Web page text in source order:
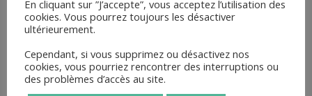
Suivant
En cliquant sur ”J’accepte”, vous acceptez l’utilisation des
cookies. Vous pourrez toujours les désactiver
ultérieurement.
Cependant, si vous supprimez ou désactivez nos
cookies, vous pourriez rencontrer des interruptions ou
des problèmes d’accès au site.